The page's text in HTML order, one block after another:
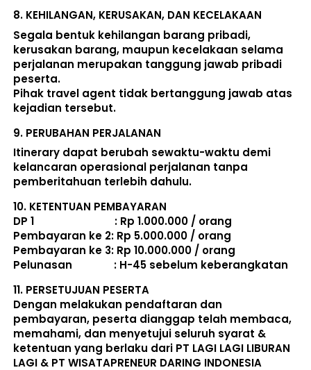
8. KEHILANGAN, KERUSAKAN, DAN KECELAKAAN
Segala bentuk kehilangan barang pribadi,
kerusakan barang, maupun kecelakaan selama
perjalanan merupakan tanggung jawab pribadi
peserta.
Pihak travel agent tidak bertanggung jawab atas
kejadian tersebut.
9. PERUBAHAN PERJALANAN
Itinerary dapat berubah sewaktu-waktu demi
kelancaran operasional perjalanan tanpa
pemberitahuan terlebih dahulu.
10. KETENTUAN PEMBAYARAN
DP 1                             : Rp 1.000.000 / orang
Pembayaran ke 2: Rp 5.000.000 / orang
Pembayaran ke 3: Rp 10.000.000 / orang
Pelunasan               : H-45 sebelum keberangkatan
11. PERSETUJUAN PESERTA
Dengan melakukan pendaftaran dan
pembayaran, peserta dianggap telah membaca,
memahami, dan menyetujui seluruh syarat &
ketentuan yang berlaku dari PT LAGI LAGI LIBURAN
LAGI & PT WISATAPRENEUR DARING INDONESIA